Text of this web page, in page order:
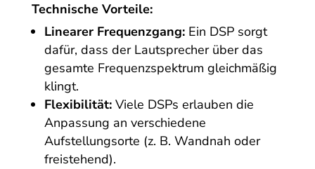
Technische Vorteile:
Linearer Frequenzgang:Ein DSP sorgt
dafür, dass der Lautsprecher über das
gesamte Frequenzspektrum gleichmäßig
klingt.
Flexibilität:Viele DSPs erlauben die
Anpassung an verschiedene
Aufstellungsorte (z. B. Wandnah oder
freistehend).